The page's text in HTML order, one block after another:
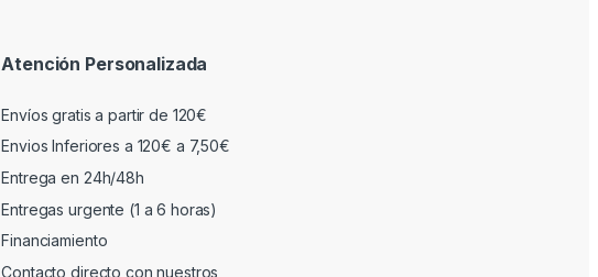
Atención Personalizada
Envíos gratis a partir de 120€
Envios Inferiores a 120€ a 7,50€
Entrega en 24h/48h
Entregas urgente (1 a 6 horas)
Financiamiento
Contacto directo con nuestros